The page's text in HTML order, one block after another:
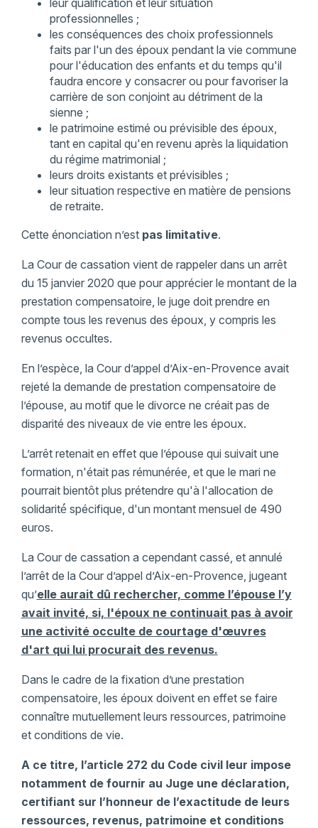
leur qualification et leur situation
professionnelles ;
les conséquences des choix professionnels
faits par l'un des époux pendant la vie commune
pour l'éducation des enfants et du temps qu'il
faudra encore y consacrer ou pour favoriser la
carrière de son conjoint au détriment de la
sienne ;
le patrimoine estimé ou prévisible des époux,
tant en capital qu'en revenu après la liquidation
du régime matrimonial ;
leurs droits existants et prévisibles ;
leur situation respective en matière de pensions
de retraite.
Cette énonciation n’est pas limitative.
La Cour de cassation vient de rappeler dans un arrêt
du 15 janvier 2020 que pour apprécier le montant de la
prestation compensatoire, le juge doit prendre en
compte tous les revenus des époux, y compris les
revenus occultes.
En l’espèce, la Cour d’appel d’Aix-en-Provence avait
rejeté la demande de prestation compensatoire de
l’épouse, au motif que le divorce ne créait pas de
disparité des niveaux de vie entre les époux.
L’arrêt retenait en effet que l’épouse qui suivait une
formation, n'était pas rémunérée, et que le mari ne
pourrait bientôt plus prétendre qu'à l'allocation de
solidarité́ spécifique, d'un montant mensuel de 490
euros.
La Cour de cassation a cependant cassé, et annulé
l’arrêt de la Cour d’appel d’Aix-en-Provence, jugeant
qu’elle aurait dû rechercher, comme l’épouse l’y
avait invité, si, l'époux ne continuait pas à avoir
une activité occulte de courtage d'œuvres
d'art qui lui procurait des revenus.
Dans le cadre de la fixation d’une prestation
compensatoire, les époux doivent en effet se faire
connaître mutuellement leurs ressources, patrimoine
et conditions de vie.
A ce titre, l’article 272 du Code civil leur impose
notamment de fournir au Juge une déclaration,
certifiant sur l’honneur de l’exactitude de leurs
ressources, revenus, patrimoine et conditions